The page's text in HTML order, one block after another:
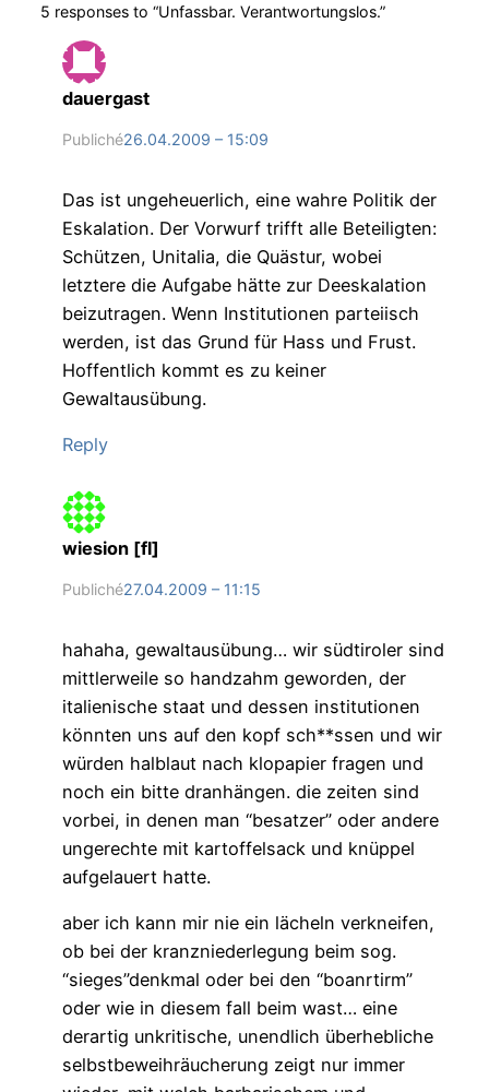
5 responses to “Unfassbar. Verantwortungslos.”
dauergast
Publiché26.04.2009 – 15:09
Das ist ungeheuerlich, eine wahre Politik der
Eskalation. Der Vorwurf trifft alle Beteiligten:
Schützen, Unitalia, die Quästur, wobei
letztere die Aufgabe hätte zur Deeskalation
beizutragen. Wenn Institutionen parteiisch
werden, ist das Grund für Hass und Frust.
Hoffentlich kommt es zu keiner
Gewaltausübung.
Reply
wiesion [fl]
Publiché27.04.2009 – 11:15
hahaha, gewaltausübung… wir südtiroler sind
mittlerweile so handzahm geworden, der
italienische staat und dessen institutionen
könnten uns auf den kopf sch**ssen und wir
würden halblaut nach klopapier fragen und
noch ein bitte dranhängen. die zeiten sind
vorbei, in denen man “besatzer” oder andere
ungerechte mit kartoffelsack und knüppel
aufgelauert hatte.
aber ich kann mir nie ein lächeln verkneifen,
ob bei der kranzniederlegung beim sog.
“sieges”denkmal oder bei den “boanrtirm”
oder wie in diesem fall beim wast… eine
derartig unkritische, unendlich überhebliche
selbstbeweihräucherung zeigt nur immer